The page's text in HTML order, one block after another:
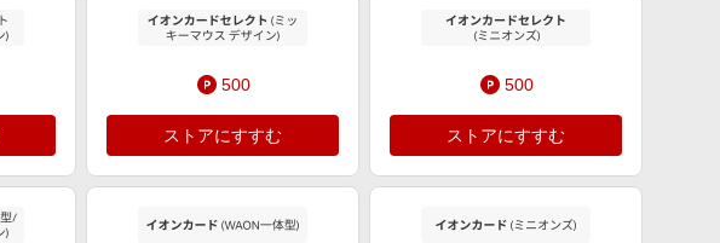
500
ストアにすすむ
500
ストアにすすむ